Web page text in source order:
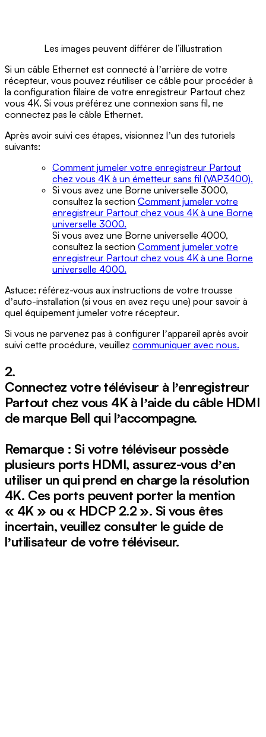
Les images peuvent différer de l’illustration
Si un câble Ethernet est connecté à lʼarrière de votre
récepteur, vous pouvez réutiliser ce câble pour procéder à
la configuration filaire de votre enregistreur Partout chez
vous 4K. Si vous préférez une connexion sans fil, ne
connectez pas le câble Ethernet.
Après avoir suivi ces étapes, visionnez lʼun des tutoriels
suivants:
Comment jumeler votre enregistreur Partout
chez vous 4K à un émetteur sans fil (VAP3400).
Si vous avez une Borne universelle 3000,
consultez la section Comment jumeler votre
enregistreur Partout chez vous 4K à une Borne
universelle 3000.
Si vous avez une Borne universelle 4000,
consultez la section Comment jumeler votre
enregistreur Partout chez vous 4K à une Borne
universelle 4000.
Astuce: référez-vous aux instructions de votre trousse
dʼauto-installation (si vous en avez reçu une) pour savoir à
quel équipement jumeler votre récepteur.
Si vous ne parvenez pas à configurer lʼappareil après avoir
suivi cette procédure, veuillez communiquer avec nous.
2.
Connectez votre téléviseur à lʼenregistreur
Partout chez vous 4K à lʼaide du câble HDMI
de marque Bell qui lʼaccompagne.
Remarque : Si votre téléviseur possède
plusieurs ports HDMI, assurez-vous dʼen
utiliser un qui prend en charge la résolution
4K. Ces ports peuvent porter la mention
« 4K » ou « HDCP 2.2 ». Si vous êtes
incertain, veuillez consulter le guide de
lʼutilisateur de votre téléviseur.